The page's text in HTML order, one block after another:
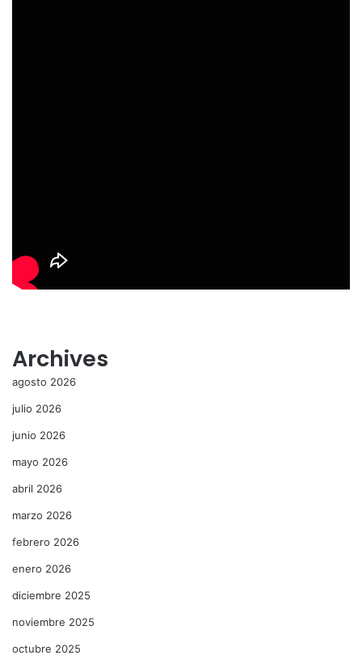
Archives
agosto 2026
julio 2026
junio 2026
mayo 2026
abril 2026
marzo 2026
febrero 2026
enero 2026
diciembre 2025
noviembre 2025
octubre 2025